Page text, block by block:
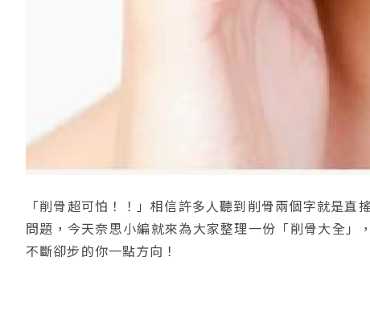
「削骨超可怕！！」相信許多人聽到削骨兩個字就是
問題，今天奈思小編就來為大家整理一份「削骨大全
不斷卻步的你一點方向！